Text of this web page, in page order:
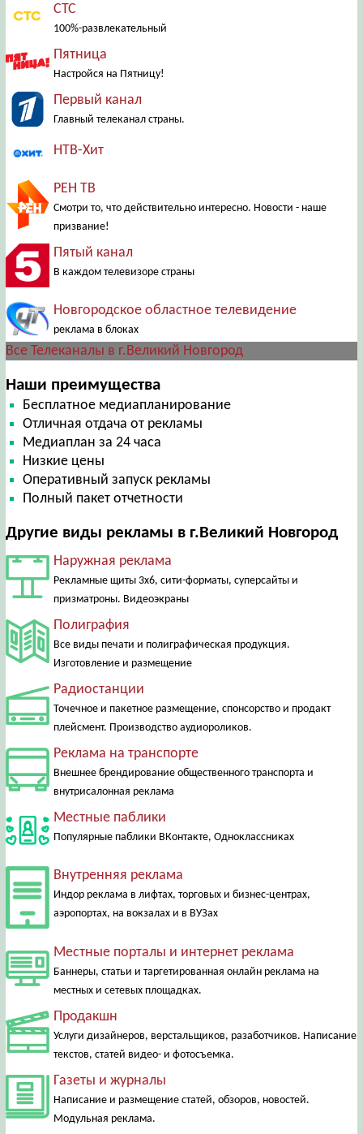
СТС
100%-развлекательный
Пятница
Настройся на Пятницу!
Первый канал
Главный телеканал страны.
НТВ-Хит
РЕН ТВ
Смотри то, что действительно интересно. Новости - наше
призвание!
Пятый канал
В каждом телевизоре страны
Новгородское областное телевидение
реклама в блоках
Все Телеканалы в г.Великий Новгород
Наши преимущества
Бесплатное медиапланирование
Отличная отдача от рекламы
Медиаплан за 24 часа
Низкие цены
Оперативный запуск рекламы
Полный пакет отчетности
Другие виды рекламы в г.Великий Новгород
Наружная реклама
Рекламные щиты 3х6, сити-форматы, суперсайты и
призматроны. Видеоэкраны
Полиграфия
Все виды печати и полиграфическая продукция.
Изготовление и размещение
Радиостанции
Точечное и пакетное размещение, спонсорство и продакт
плейсмент. Производство аудиороликов.
Реклама на транспорте
Внешнее брендирование общественного транспорта и
внутрисалонная реклама
Местные паблики
Популярные паблики ВКонтакте, Одноклассниках
Внутренняя реклама
Индор реклама в лифтах, торговых и бизнес-центрах,
аэропортах, на вокзалах и в ВУЗах
Местные порталы и интернет реклама
Баннеры, статьи и таргетированная онлайн реклама на
местных и сетевых площадках.
Продакшн
Услуги дизайнеров, верстальщиков, разаботчиков. Написание
текстов, статей видео- и фотосъемка.
Газеты и журналы
Написание и размещение статей, обзоров, новостей.
Модульная реклама.